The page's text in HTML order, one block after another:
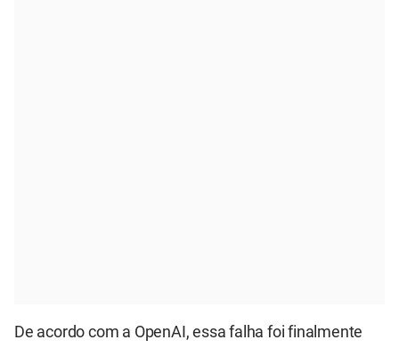
De acordo com a OpenAI, essa falha foi finalmente